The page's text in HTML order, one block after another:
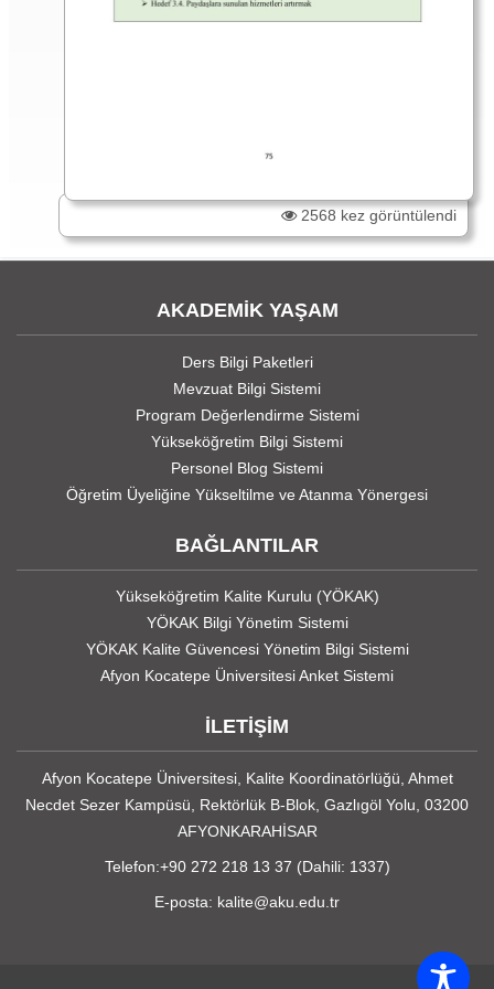
2568 kez görüntülendi
AKADEMİK YAŞAM
Ders Bilgi Paketleri
Mevzuat Bilgi Sistemi
Program Değerlendirme Sistemi
Yükseköğretim Bilgi Sistemi
Personel Blog Sistemi
Öğretim Üyeliğine Yükseltilme ve Atanma Yönergesi
BAĞLANTILAR
Yükseköğretim Kalite Kurulu (YÖKAK)
YÖKAK Bilgi Yönetim Sistemi
YÖKAK Kalite Güvencesi Yönetim Bilgi Sistemi
Afyon Kocatepe Üniversitesi Anket Sistemi
İLETİŞİM
Afyon Kocatepe Üniversitesi, Kalite Koordinatörlüğü, Ahmet
Necdet Sezer Kampüsü, Rektörlük B-Blok, Gazlıgöl Yolu, 03200
AFYONKARAHİSAR
Telefon:+90 272 218 13 37 (Dahili: 1337)
E-posta: kalite@aku.edu.tr